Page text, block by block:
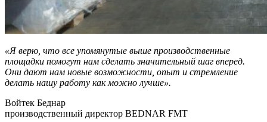
«Я верю, что все упомянутые выше производственные
площадки помогут нам сделать значительный шаг вперед.
Они дают нам новые возможности, опыт и стремление
делать нашу работу как можно лучше».
Войтек Беднар
производственный директор BEDNAR FMT